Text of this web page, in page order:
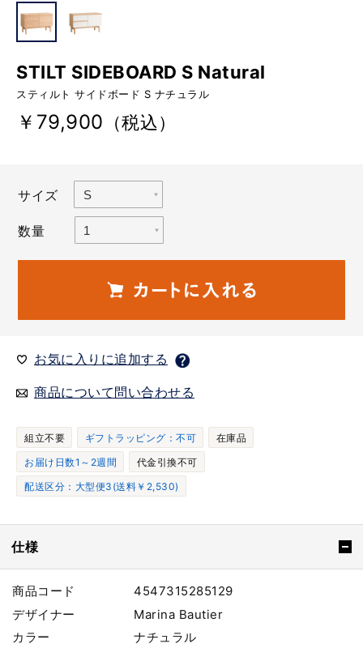
STILT SIDEBOARD S Natural
スティルト サイドボード S ナチュラル
￥79,900 （税込）
サイズ
数量
お気に入りに追加する
商品について問い合わせる
組立不要 ギフトラッピング：不可
在庫品
お届け日数1～2週間
代金引換不可
配送区分：大型便3(送料￥2,530)
仕様
商品コード
4547315285129
デザイナー
Marina Bautier
カラー
ナチュラル